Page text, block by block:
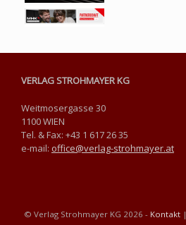
VERLAG STROHMAYER KG
Weitmosergasse 30
1100 WIEN
Tel. & Fax: +43 1 617 26 35
e-mail: office@verlag-strohmayer.at
© Verlag Strohmayer KG 2026 - Kontakt|